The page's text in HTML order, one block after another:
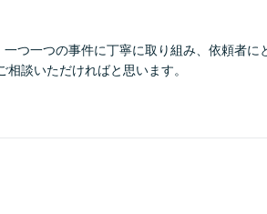
一つ一つの事件に丁寧に取り組み、依頼者に
談いただければと思います。